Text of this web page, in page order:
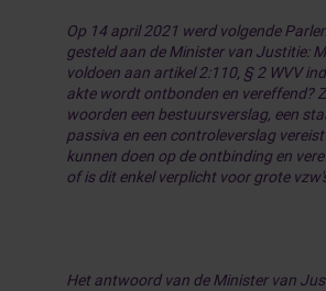
Op 14 april 2021 werd volgende
gesteld aan de Minister van Justitie:
voldoen aan artikel 2:110, § 2 WVV
akte wordt ontbonden en vereffend?
woorden een bestuursverslag, een
passiva en een controleverslag
kunnen doen op de ontbinding en
of is dit enkel verplicht voor grote
Het antwoord van de Minister van